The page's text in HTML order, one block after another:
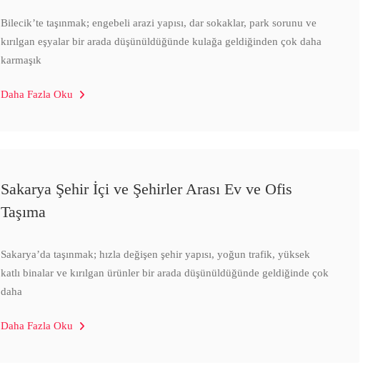
Bilecik’te taşınmak; engebeli arazi yapısı, dar sokaklar, park sorunu ve
kırılgan eşyalar bir arada düşünüldüğünde kulağa geldiğinden çok daha
karmaşık
Daha Fazla Oku
Sakarya Şehir İçi ve Şehirler Arası Ev ve Ofis
Taşıma
Sakarya’da taşınmak; hızla değişen şehir yapısı, yoğun trafik, yüksek
katlı binalar ve kırılgan ürünler bir arada düşünüldüğünde geldiğinde çok
daha
Daha Fazla Oku